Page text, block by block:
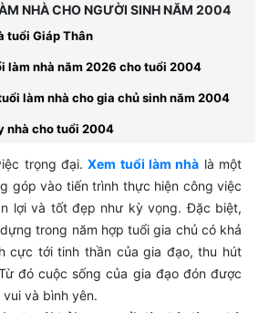
NHÀ CHO NGƯỜI SINH NĂM 2004
tuổi Giáp Thân
làm nhà năm 2026 cho tuổi 2004
làm nhà cho gia chủ sinh năm 2004
nhà cho tuổi 2004
trọng đại.Xem tuổi làm nhà là một
góp vào tiến trình thực hiện công việc
lợi và tốt đẹp như kỳ vọng. Đặc biệt,
trong năm hợp tuổi gia chủ có khả
cực tới tinh thần của gia đạo, thu hút
đó cuộc sống của gia đạo đón được
vui và bình yên.